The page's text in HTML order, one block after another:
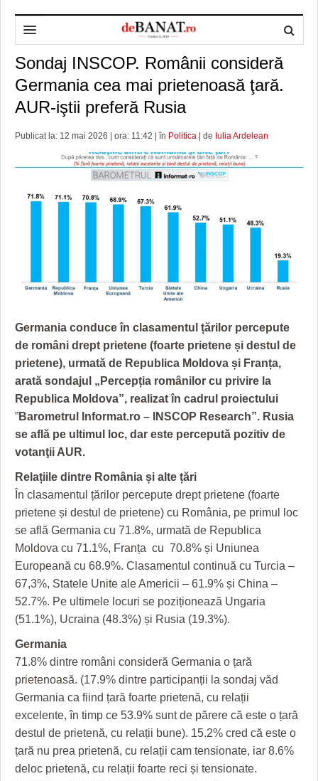
HOME
DESPRE NOI
REDACȚIA DEBANAT
POLITICA DE CONFIDENȚIALITATE
ADMINISTRAȚIE
PRIMĂRIA TIMIŞOARA
PREFECTURA TIMIŞ
POLITICĂ
POLI TIMISOARA
FOTBAL JUDETEAN
DOSARELE DEBANAT
ZÂMBETE AMARE
GRĂDINA TAICII DOMNULUI
ZIARISTU’ DE TERASĂ
CU OIŞTEA-N KIERKEGAARD
PE SURSE
TIMP LIBER ȘI CULTURĂ
CULTURA
CRONICĂ DE FILM
UNDE MERGEM
FILME DOCUMENTARE
JOCURI ONLINE
MAI MULTE
ACCIDENTE
ANUNŢURI
INFO SI UTILE
INVATAMANT
FILME DOCUMENTARE
CLIPURI VIDEO
JOCURI ONLINE
DIVERSE
FARMACII DIN TIMIŞOARA
HARTA TIMIŞOAREI
PRIMĂRIILE DIN TIMIŞ
SFATUL MEDICULUI
SFATURI JURIDICE
Sondaj INSCOP. Românii consideră
Germania cea mai prietenoasă ţară.
AUR-iştii preferă Rusia
Publicat la: 12 mai 2026 | ora: 11:42 | în Politica | de Iulia Ardelean
Germania conduce în clasamentul țărilor percepute
de români drept prietene (foarte prietene și destul de
prietene), urmată de Republica Moldova și Franța,
arată sondajul „Percepția românilor cu privire la
Republica Moldova”, realizat în cadrul proiectului
”Barometrul Informat.ro – INSCOP Research”. Rusia
se află pe ultimul loc, dar este percepută pozitiv de
votanţii AUR.
Relațiile dintre România și alte țări
În clasamentul țărilor percepute drept prietene (foarte
prietene și destul de prietene) cu România, pe primul loc
se află Germania cu 71.8%, urmată de Republica
Moldova cu 71.1%, Franța cu 70.8% și Uniunea
Europeană cu 68.9%. Clasamentul continuă cu Turcia –
67,3%, Statele Unite ale Americii – 61.9% și China –
52.7%. Pe ultimele locuri se poziționează Ungaria
(51.1%), Ucraina (48.3%) și Rusia (19.3%).
Germania
71.8% dintre români consideră Germania o țară
prietenoasă. (17.9% dintre participanții la sondaj văd
Germania ca fiind țară foarte prietenă, cu relații
excelente, în timp ce 53.9% sunt de părere că este o țară
destul de prietenă, cu relații bune). 15.2% cred că este o
țară nu prea prietenă, cu relații cam tensionate, iar 8.6%
deloc prietenă, cu relații foarte reci și tensionate.